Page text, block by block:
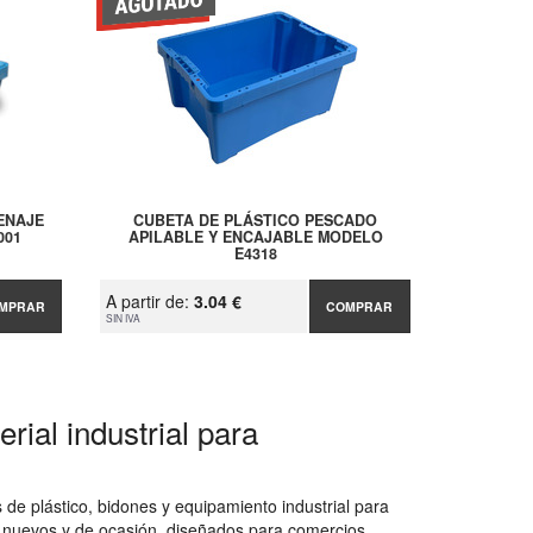
CUBETA DE PLÁSTICO PESCADO
APILABLE Y ENCAJABLE MODELO
E4318
A partir de:3.04 €
SIN IVA
COMPRAR
industrial para
plástico, bidones y equipamiento industrial para